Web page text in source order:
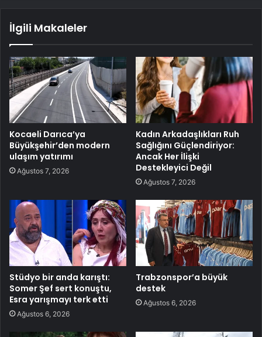
İlgili Makaleler
Kocaeli Darıca’ya
Büyükşehir’den modern
ulaşım yatırımı
Ağustos 7, 2026
Kadın Arkadaşlıkları Ruh
Sağlığını Güçlendiriyor:
Ancak Her İlişki
Destekleyici Değil
Ağustos 7, 2026
Stüdyo bir anda karıştı:
Somer Şef sert konuştu,
Esra yarışmayı terk etti
Ağustos 6, 2026
Trabzonspor’a büyük
destek
Ağustos 6, 2026